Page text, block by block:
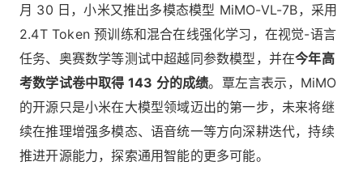
月 30 日，小米又推出多模态模型 MiMO-VL-7B，采用
2.4T Token 预训练和混合在线强化学习，在视觉-语言
任务、奥赛数学等测试中超越同参数模型，并在今年高
考数学试卷中取得 143 分的成绩。覃左言表示，MiMO
的开源只是小米在大模型领域迈出的第一步，未来将继
续在推理增强多模态、语音统一等方向深耕迭代，持续
推进开源能力，探索通用智能的更多可能。